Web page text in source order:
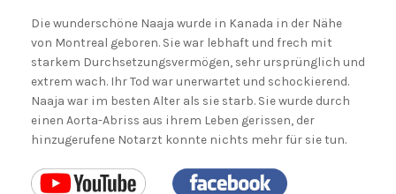
Die wunderschöne Naaja wurde in Kanada in der Nähe
von Montreal geboren. Sie war lebhaft und frech mit
starkem Durchsetzungsvermögen, sehr ursprünglich und
extrem wach. Ihr Tod war unerwartet und schockierend.
Naaja war im besten Alter als sie starb. Sie wurde durch
einen Aorta-Abriss aus ihrem Leben gerissen, der
hinzugerufene Notarzt konnte nichts mehr für sie tun.